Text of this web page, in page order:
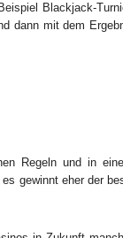
Blackjack-
dann mit dem
Regeln und in
gewinnt eher der